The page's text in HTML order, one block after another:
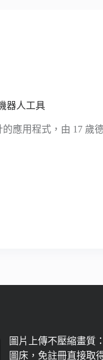
器人工具
的應用程式，由 17 歲
圖片上傳不壓縮畫質
圖床，免註冊直接取